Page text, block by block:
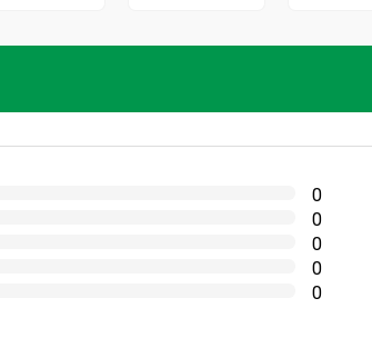
0
0
0
0
0